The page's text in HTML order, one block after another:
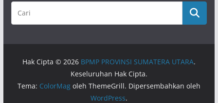
Hak Cipta © 2026 BPMP PROVINSI SUMATERA UTARA.
Keseluruhan Hak Cipta.
Tema: ColorMagoleh ThemeGrill. Dipersembahkan oleh
WordPress.